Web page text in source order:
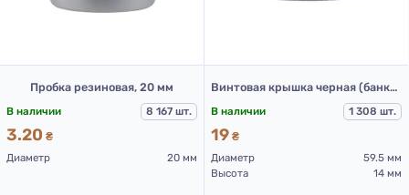
Пробка резиновая, 20 мм
В наличии 8 167 шт.
3.20 ₴
Диаметр
20 мм
Винтовая крышка черная (банка 100 мл)
В наличии 1 308 шт.
19 ₴
Диаметр
59.5 мм
Высота
14 мм